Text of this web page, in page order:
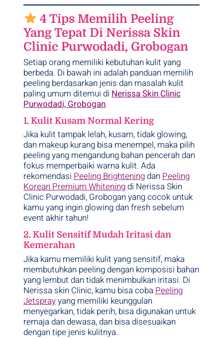
4 Tips Memilih Peeling
Yang Tepat Di Nerissa Skin
Clinic Purwodadi, Grobogan
Setiap orang memiliki kebutuhan kulit yang
berbeda. Di bawah ini adalah panduan memilih
peeling berdasarkan jenis dan masalah kulit
paling umum ditemui di Nerissa Skin Clinic
Purwodadi, Grobogan.
1. Kulit Kusam Normal Kering
Jika kulit tampak lelah, kusam, tidak glowing,
dan makeup kurang bisa menempel, maka pilih
peeling yang mengandung bahan pencerah dan
fokus memperbaiki warna kulit. Ada
rekomendasiPeeling BrighteningdanPeeling
Korean Premium Whiteningdi Nerissa Skin
Clinic Purwodadi, Grobogan yang cocok untuk
kamu yang ingin glowing dan fresh sebelum
event akhir tahun!
2. Kulit Sensitif Mudah Iritasi dan
Kemerahan
Jika kamu memiliki kulit yang sensitif, maka
membutuhkan peeling dengan komposisi bahan
yang lembut dan tidak menimbulkan iritasi. Di
Nerissa skin Clinic, kamu bisa coba Peeling
Jetsprayyang memiliki keunggulan
menyegarkan, tidak perih, bisa digunakan untuk
remaja dan dewasa, dan bisa disesuaikan
dengan tipe jenis kulitnya.